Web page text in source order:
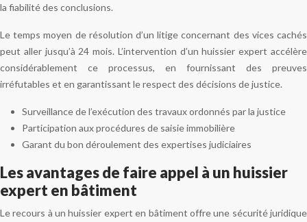
la fiabilité des conclusions.
Le temps moyen de résolution d’un litige concernant des vices cachés
peut aller jusqu’à 24 mois. L’intervention d’un huissier expert accélère
considérablement ce processus, en fournissant des preuves
irréfutables et en garantissant le respect des décisions de justice.
Surveillance de l’exécution des travaux ordonnés par la justice
Participation aux procédures de saisie immobilière
Garant du bon déroulement des expertises judiciaires
Les avantages de faire appel à un huissier
expert en bâtiment
Le recours à un huissier expert en bâtiment offre une sécurité juridique